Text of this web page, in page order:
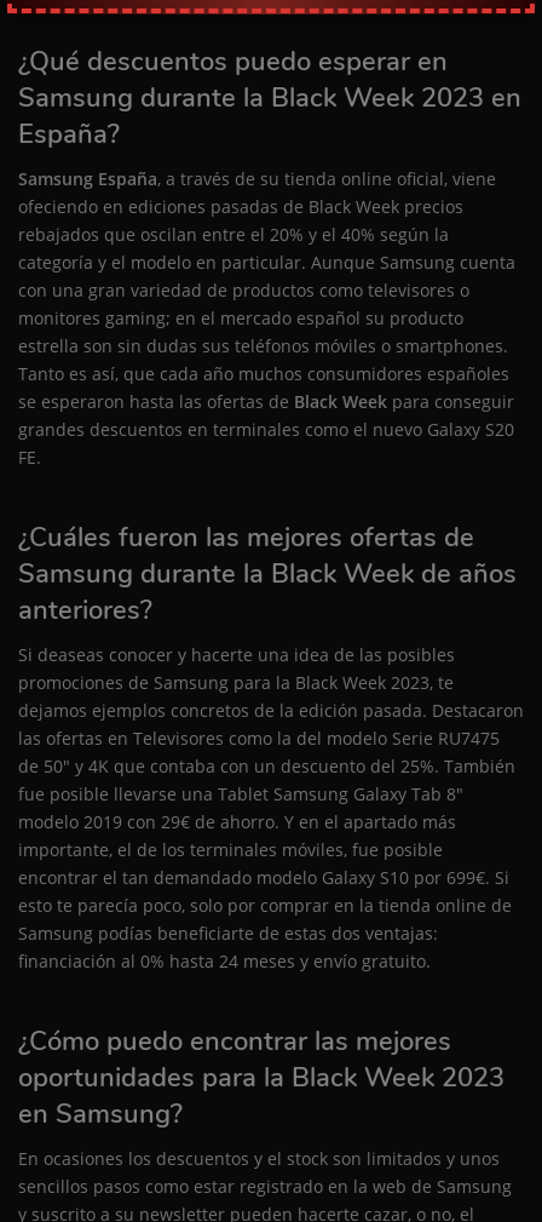
¿Qué descuentos puedo esperar en
Samsung durante la Black Week 2023 en
España?
Samsung España, a través de su tienda online oficial, viene
ofeciendo en ediciones pasadas de Black Week precios
rebajados que oscilan entre el 20% y el 40% según la
categoría y el modelo en particular. Aunque Samsung cuenta
con una gran variedad de productos como televisores o
monitores gaming; en el mercado español su producto
estrella son sin dudas sus teléfonos móviles o smartphones.
Tanto es así, que cada año muchos consumidores españoles
se esperaron hasta las ofertas de Black Week para conseguir
grandes descuentos en terminales como el nuevo Galaxy S20
FE.
¿Cuáles fueron las mejores ofertas de
Samsung durante la Black Week de años
anteriores?
Si deaseas conocer y hacerte una idea de las posibles
promociones de Samsung para la Black Week 2023, te
dejamos ejemplos concretos de la edición pasada. Destacaron
las ofertas en Televisores como la del modelo Serie RU7475
de 50" y 4K que contaba con un descuento del 25%. También
fue posible llevarse una Tablet Samsung Galaxy Tab 8"
modelo 2019 con 29€ de ahorro. Y en el apartado más
importante, el de los terminales móviles, fue posible
encontrar el tan demandado modelo Galaxy S10 por 699€. Si
esto te parecía poco, solo por comprar en la tienda online de
Samsung podías beneficiarte de estas dos ventajas:
financiación al 0% hasta 24 meses y envío gratuito.
¿Cómo puedo encontrar las mejores
oportunidades para la Black Week 2023
en Samsung?
En ocasiones los descuentos y el stock son limitados y unos
sencillos pasos como estar registrado en la web de Samsung
y suscrito a su newsletter pueden hacerte cazar, o no, el